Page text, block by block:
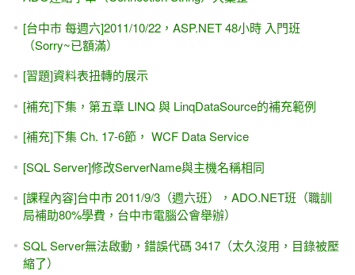
2017 啟用 C# 6 / VB 14
板」該怎麼取代？
上課軟體之安裝與下載 -- Visual Studio & SQL Server
(Express)
[簡體中文 / 原文書] ASP.NET 4.5數據庫入門經典 & C# 敏捷
開發實踐
[YouTube影片] 我的 GridView有「新增」功能
SQL Server 2016 (Express) 安裝 - Management Studio 管理
工具